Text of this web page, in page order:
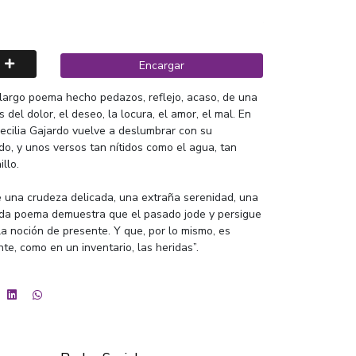
Encargar
poema hecho pedazos, reflejo, acaso, de una
dolor, el deseo, la locura, el amor, el mal. En
Gajardo vuelve a deslumbrar con su
y unos versos tan nítidos como el agua, tan
crudeza delicada, una extraña serenidad, una
poema demuestra que el pasado jode y persigue
noción de presente. Y que, por lo mismo, es
como en un inventario, las heridas”.